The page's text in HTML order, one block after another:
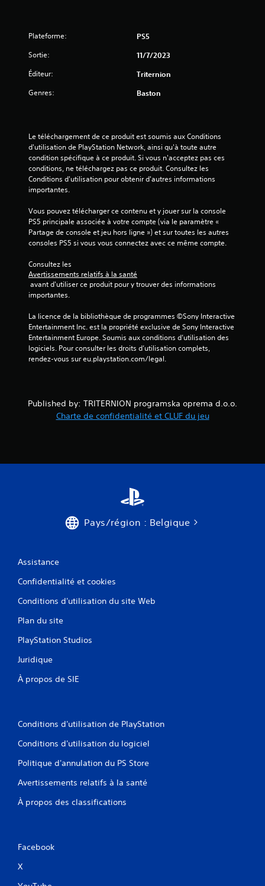
u
r
(
2
i
s
Plateforme: PS5
Sortie: 11/7/2023
Éditeur: Triternion
Genres: Baston
Le téléchargement de ce produit est soumis aux Conditions
d'utilisation de PlayStation Network, ainsi qu'à toute autre
condition spécifique à ce produit. Si vous n'acceptez pas ces
conditions, ne téléchargez pas ce produit. Consultez les
Conditions d'utilisation pour obtenir d'autres informations
importantes.
Vous pouvez télécharger ce contenu et y jouer sur la console
PS5 principale associée à votre compte (via le paramètre «
Partage de console et jeu hors ligne ») et sur toutes les autres
consoles PS5 si vous vous connectez avec ce même compte.
Consultez les
Avertissements relatifs à la santé
importantes.
La licence de la bibliothèque de programmes ©Sony Interactive
Entertainment Inc. est la propriété exclusive de Sony Interactive
Entertainment Europe. Soumis aux conditions d’utilisation des
logiciels. Pour consulter les droits d’utilisation complets,
rendez-vous sur eu.playstation.com/legal.
Published by: TRITERNION programska oprema d.o.o.
Charte de confidentialité et CLUF du jeu
Pays/région : Belgique
Assistance
Confidentialité et cookies
Conditions d'utilisation du site Web
Plan du site
PlayStation Studios
Juridique
À propos de SIE
Conditions d'utilisation de PlayStation
Conditions d'utilisation du logiciel
Politique d'annulation du PS Store
Avertissements relatifs à la santé
À propos des classifications
Facebook
X